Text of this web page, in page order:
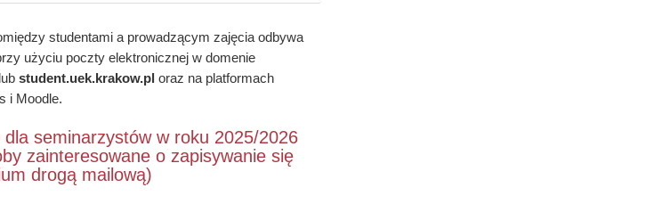
e-mailową: turekm@uek.krakow.pl)
konsultacji w innym terminie
studentami a prowadzącym zajęcia odbywa
użyciu poczty elektronicznej w domenie
lubstudent.uek.krakow.pl oraz na platformach
i Moodle.
dla seminarzystów w roku 2025/2026
zainteresowane o zapisywanie się
drogą mailową)